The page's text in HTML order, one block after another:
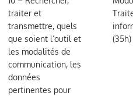
traiter et
transmettre, quels
que soient l’outil et
les modalités de
communication, les
données
pertinentes pour
(35h)